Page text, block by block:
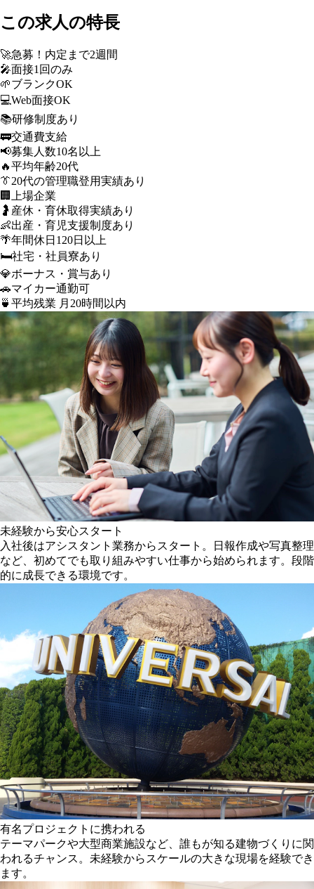
この求人の特長
🚀急募！内定まで2週間
🎤面接1回のみ
🌱ブランクOK
💻Web面接OK
📚研修制度あり
🚃交通費支給
📢募集人数10名以上
🔥平均年齢20代
👔20代の管理職登用実績あり
🏢
上場企業
🤰 産休・育休取得実績あり
👶出産・育児支援制度あり
🌴年間休日120日以上
🛏️社宅・社員寮あり
💎ボーナス・賞与あり
🚗マイカー通勤可
🍵 平均残業 月20時間以内
未経験から安心スタート
入社後はアシスタント業務からスタート。日報作成や写真整理
など、初めてでも取り組みやすい仕事から始められます。段階
的に成長できる環境です。
有名プロジェクトに携われる
テーマパークや大型商業施設など、誰もが知る建物づくりに関
われるチャンス。未経験からスケールの大きな現場を経験でき
ます。